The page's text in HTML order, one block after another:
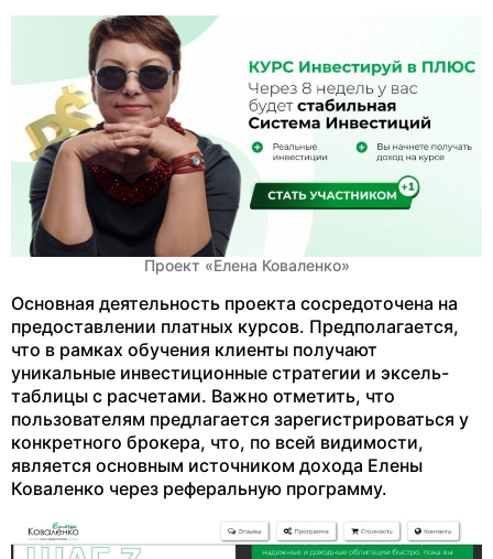
Проект «Елена Коваленко»
Основная деятельность проекта сосредоточена на
предоставлении платных курсов. Предполагается,
что в рамках обучения клиенты получают
уникальные инвестиционные стратегии и эксель-
таблицы с расчетами. Важно отметить, что
пользователям предлагается зарегистрироваться у
конкретного брокера, что, по всей видимости,
является основным источником дохода Елены
Коваленко через реферальную программу.